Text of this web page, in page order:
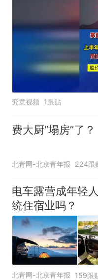
究竟视频 1跟贴
费大厨“塌房”了？
北青网-北京青年报 224跟
电车露营成年轻
统住宿业吗？
北青网-北京青年报 159跟